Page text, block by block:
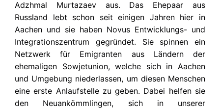
Adzhmal Murtazaev aus. Das Ehepaar aus
Russland lebt schon seit einigen Jahren hier in
Aachen und sie haben Novus Entwicklungs- und
Integrationszentrum gegründet. Sie spinnen ein
Netzwerk für Emigranten aus Ländern der
ehemaligen Sowjetunion, welche sich in Aachen
und Umgebung niederlassen, um diesen Menschen
eine erste Anlaufstelle zu geben. Dabei helfen sie
den Neuankömmlingen, sich in unserer